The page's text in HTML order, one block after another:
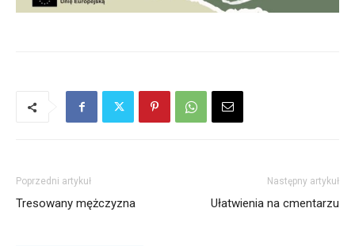
Poprzedni artykuł
Tresowany mężczyzna
Następny artykuł
Ułatwienia na cmentarzu